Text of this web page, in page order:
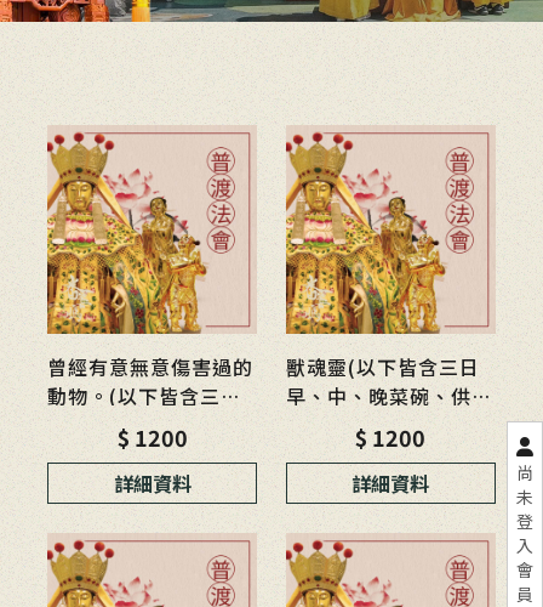
尚
未
登
入
會
員
曾經有意無意傷害過的
動物。(以下皆含三日
早、中、晚菜碗、供
品、金帛)
$ 1200
詳細資料
獸魂靈(以下皆含三日
早、中、晚菜碗、供
品、金帛)$ 1200
詳細資料